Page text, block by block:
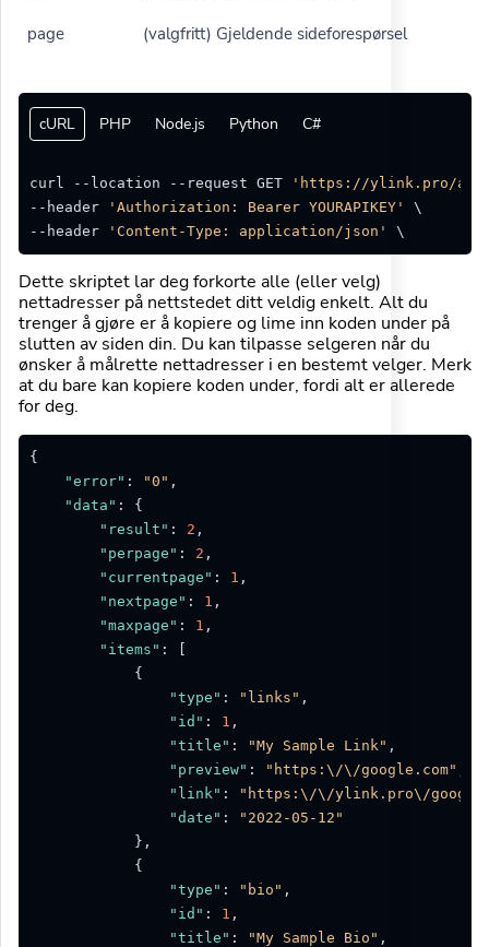
page (valgfritt) Gjeldende sideforespørsel
cURL PHP Node.js Python C#
curl --location --request GET
'https://ylink.pro/api/
--header
'Authorization: Bearer YOURAPIKEY'
\
--header
'Content-Type: application/json'
Dette skriptet lar deg forkorte alle (eller velg)
nettadresser på nettstedet ditt veldig enkelt. Alt du
trenger å gjøre er å kopiere og lime inn koden under på
slutten av siden din. Du kan tilpasse selgeren når du
ønsker å målrette nettadresser i en bestemt velger. Merk
at du bare kan kopiere koden under, fordi alt er allerede
for deg.
{
"error" : "0" ,
"data" :
{
"result" : 2 ,
"perpage" : 2 ,
"currentpage" : 1 ,
"nextpage" : 1 ,
"maxpage" : 1 ,
"items" :
{
"type" : "links" ,
"id" : 1 ,
"title" : "My Sample Link" ,
"preview" : "https:\/\/google.com"
"link" :
"https:\/\/ylink.pro\/
"date" :
"2022-05-12"
} ,
{
"type" : "bio" ,
"id" : 1 ,
"title" : "My Sample Bio" ,